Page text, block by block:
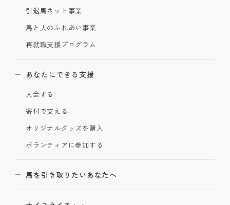
引退馬ネット事業
馬と人のふれあい事業
再就職支援プログラム
あなたにできる支援
入会する
寄付で支える
オリジナルグッズを購入
ボランティアに参加する
馬を引き取りたいあなたへ